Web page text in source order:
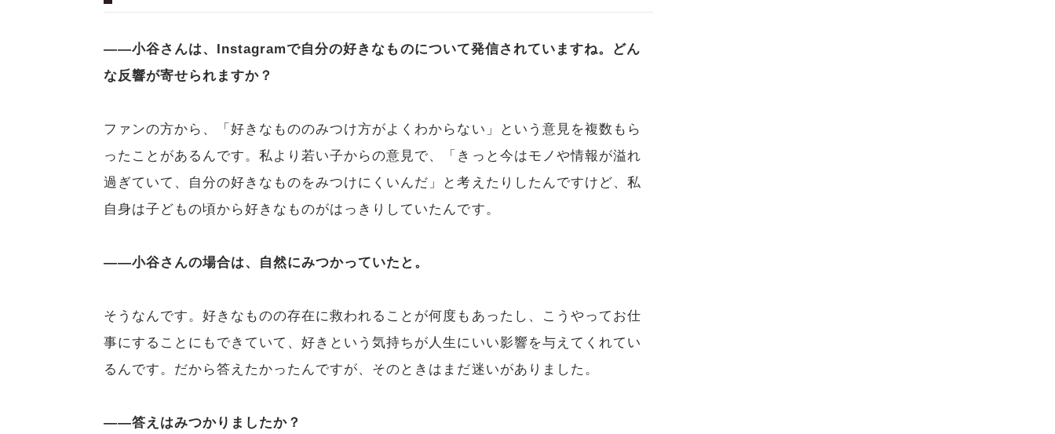
――小谷さんは、Instagramで自分の好きなものについて発信されていますね。どん
な反響が寄せられますか？
ファンの方から、「好きなもののみつけ方がよくわからない」という意見を複数もら
ったことがあるんです。私より若い子からの意見で、「きっと今はモノや情報が溢れ
過ぎていて、自分の好きなものをみつけにくいんだ」と考えたりしたんですけど、私
自身は子どもの頃から好きなものがはっきりしていたんです。
――小谷さんの場合は、自然にみつかっていたと。
そうなんです。好きなものの存在に救われることが何度もあったし、こうやってお仕
事にすることにもできていて、好きという気持ちが人生にいい影響を与えてくれてい
るんです。だから答えたかったんですが、そのときはまだ迷いがありました。
――答えはみつかりましたか？